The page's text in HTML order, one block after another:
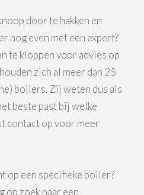
door te hakken en
nog even met een expert?
te kloppen voor advies op
zich al meer dan 25
boilers. Zij weten dus als
beste past bij welke
contact op voor meer
op een specifieke boiler?
op zoek naar een